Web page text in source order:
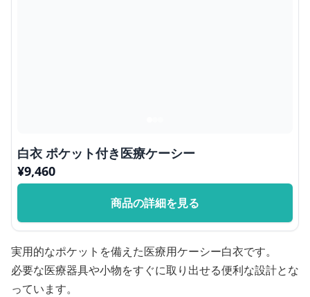
白衣 ポケット付き医療ケーシー
¥9,460
商品の詳細を見る
実用的なポケットを備えた医療用ケーシー白衣です。
必要な医療器具や小物をすぐに取り出せる便利な設計とな
っています。